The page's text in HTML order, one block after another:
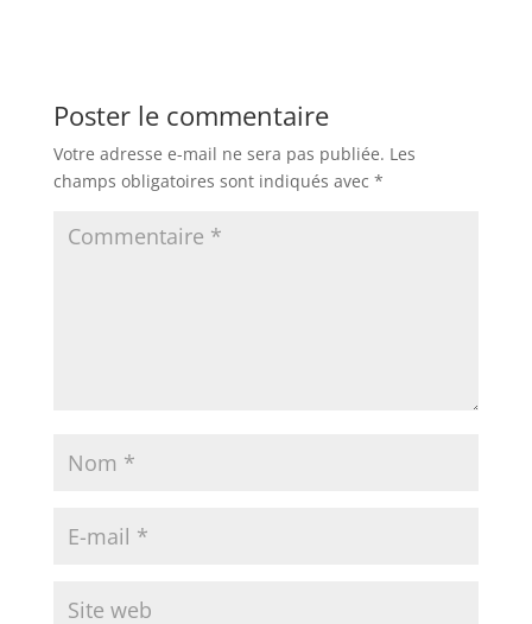
Poster le commentaire
Votre adresse e-mail ne sera pas publiée. Les
champs obligatoires sont indiqués avec *
×
Éveillez Votre Conscience
Rejoignez le cercle et recevez nos